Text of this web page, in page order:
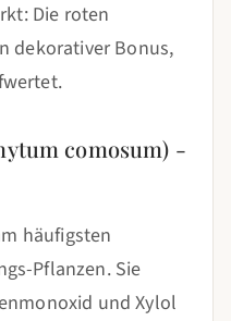
Die roten
dekorativer Bonus,
comosum) -
häufigsten
Pflanzen. Sie
und Xylol